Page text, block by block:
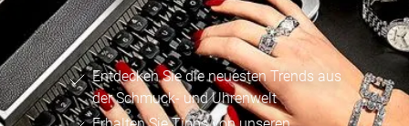
Entdecken Sie die neuesten Trends aus
der Schmuck- und Uhrenwelt